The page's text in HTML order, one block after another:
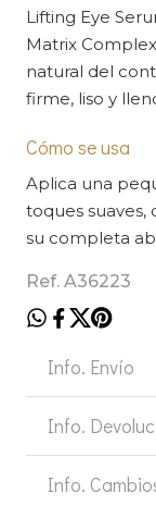
Lifting Eye
Matrix
natural del
firme, liso y
Cómo se usa
Aplica una
toques suaves,
su completa
Ref. A36223
Info. Envío
Info.
Info.